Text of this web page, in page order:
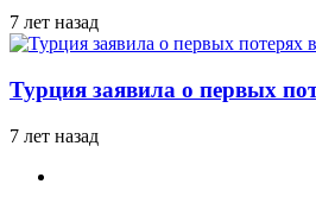
7 лет назад
Турция заявила о первых
7 лет назад